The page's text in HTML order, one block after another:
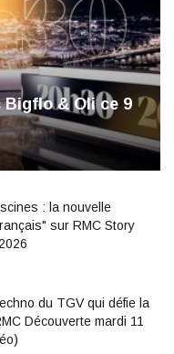
Bigflo & Oli ce 9
: la nouvelle
sur RMC Story
du TGV qui défie la
Découverte mardi 11